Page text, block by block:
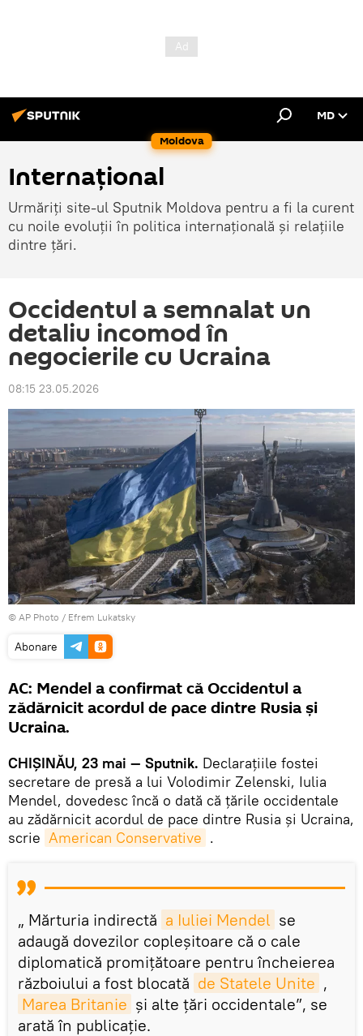
Moldova
MD
Internațional
Urmăriți site-ul Sputnik Moldova pentru a fi la curent
cu noile evoluții în politica internațională și relațiile
dintre țări.
Occidentul a semnalat un
detaliu incomod în
negocierile cu Ucraina
08:15 23.05.2026
© AP Photo / Efrem Lukatsky
Abonare
AC: Mendel a confirmat că Occidentul a
zădărnicit acordul de pace dintre Rusia și
Ucraina.
CHIȘINĂU, 23 mai — Sputnik. Declarațiile fostei
secretare de presă a lui Volodimir Zelenski, Iulia
Mendel, dovedesc încă o dată că țările occidentale
au zădărnicit acordul de pace dintre Rusia și Ucraina,
scrie American Conservative .
„ Mărturia indirectă a Iuliei Mendel se
adaugă dovezilor copleșitoare că o cale
diplomatică promițătoare pentru încheierea
războiului a fost blocată de Statele Unite ,
Marea Britanie și alte țări occidentale”, se
arată în publicație.